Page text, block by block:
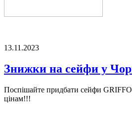
13.11.2023
Знижки на сейфи у
Поспішайте придбати сейфи
цінам!!!